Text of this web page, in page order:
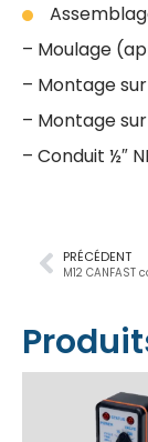
– Moulage
– Montage
– Montage
– Conduit ½″
PRÉCÉDENT
M12